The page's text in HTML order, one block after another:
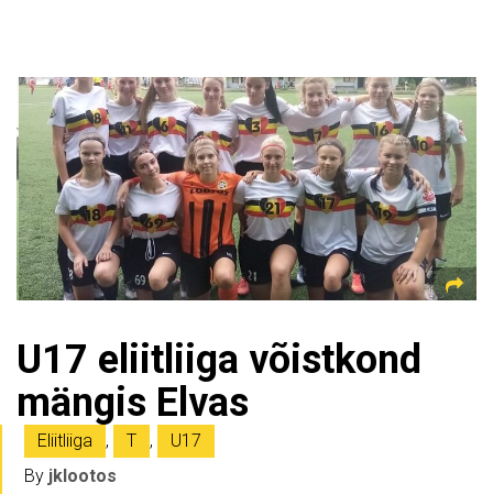
U17 eliitliiga võistkond
mängis Elvas
Eliitliiga , T ,
U17
By jklootos